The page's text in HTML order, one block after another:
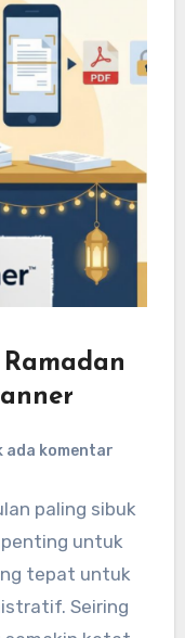
ada komentar
paling sibuk
untuk
tepat untuk
Seiring